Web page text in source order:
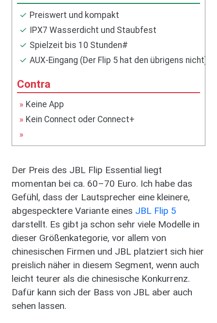
Preiswert und kompakt
IPX7 Wasserdicht und Staubfest
Spielzeit bis 10 Stunden#
AUX-Eingang (Der Flip 5 hat den übrigens nicht)
Keine App
Kein Connect oder Connect+
Der Preis des JBL Flip Essential liegt
momentan bei ca. 60–70 Euro. Ich habe das
Gefühl, dass der Lautsprecher eine kleinere,
abgespecktere Variante eines JBL Flip 5
darstellt. Es gibt ja schon sehr viele Modelle in
dieser Größenkategorie, vor allem von
chinesischen Firmen und JBL platziert sich hier
preislich näher in diesem Segment, wenn auch
leicht teurer als die chinesische Konkurrenz.
Dafür kann sich der Bass von JBL aber auch
sehen lassen.